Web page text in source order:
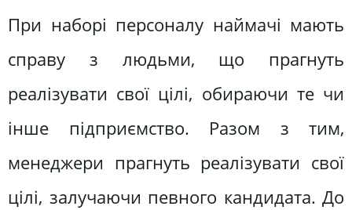
При наборі персоналу наймачі мають
справу з людьми, що прагнуть
реалізувати свої цілі, обираючи те чи
інше підприємство. Разом з тим,
менеджери прагнуть реалізувати свої
цілі, залучаючи певного кандидата. До